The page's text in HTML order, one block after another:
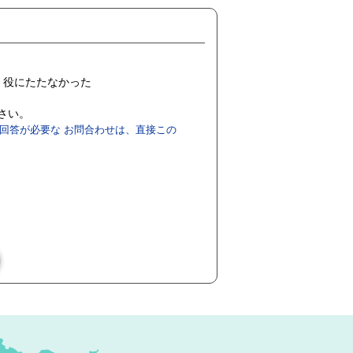
役にたたなかった
い。
答が必要な お問合わせは、直接この